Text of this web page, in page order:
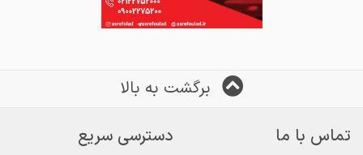
برگشت به بالا
تماس با ما
دسترسی سریع